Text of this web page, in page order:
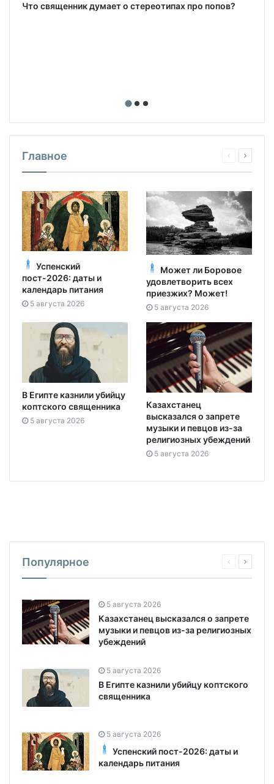
Что священник думает о стереотипах про попов?
Главное
Успенский
пост-2026: даты и
календарь питания
5 августа 2026
Может ли Боровое
удовлетворить всех
приезжих? Может!
5 августа 2026
В Египте казнили убийцу
коптского священника
5 августа 2026
Казахстанец
высказался о запрете
музыки и певцов из-за
религиозных убеждений
5 августа 2026
Популярное
5 августа 2026
Казахстанец высказался о запрете
музыки и певцов из-за религиозных
убеждений
5 августа 2026
В Египте казнили убийцу коптского
священника
5 августа 2026
Успенский пост-2026: даты и
календарь питания